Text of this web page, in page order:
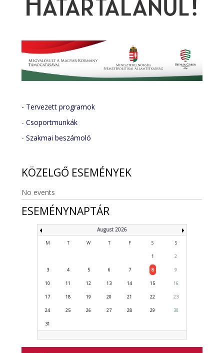
- Tervezett programok
-Csoportmunkák
-Szakmai beszámoló
KÖZELGŐ ESEMÉNYEK
No events
ESEMÉNYNAPTÁR
August 2026
M T W T F S S
1 2
3 4 5 6 7 8 9
10 11 12 13 14 15 16
17 18 19 20 21 22 23
24 25 26 27 28 29 30
31